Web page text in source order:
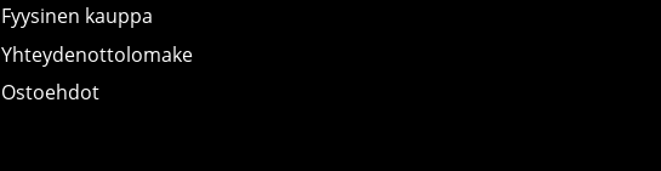
Fyysinen kauppa
Yhteydenottolomake
Ostoehdot